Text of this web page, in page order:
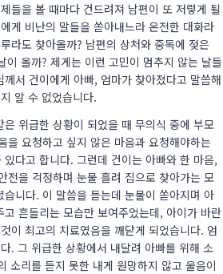
들을 볼 때마다 건드려져 남편이 또 저렇게 될
게 비난의 말들을 쏟아내느라 온전한 대화라
라도 찾아올까? 남편의 상처와 중독에 젖은
올까? 제게는 이런 고민이 멈추지 않는 날들
서 건이에게 아빠, 엄마가 찾아졌다고 말씀해
알 수 없었습니다.
위급한 상황이 되었을 때 무의식 중에 부모
을 요청하고 싶지 않은 마음과 요청해야하는
다고 합니다. 그런데 건이는 아빠와 한 마음,
전을 걱정하며 눈물 흘려 집으로 찾아가는 모
니다. 이 말씀을 듣는데 눈물이 쏟아지며 아
흔들리는 모습만 보여주었는데, 아이가 바란
이 최고의 치료였음을 깨닫게 되었습니다. 엄
. 그 위급한 상황에서 내달려 아빠를 위해 소
소리를 듣지 못한 내게 원망하지 않고 울음이